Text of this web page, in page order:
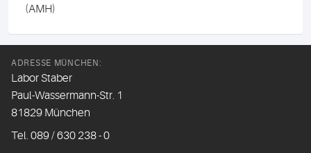
(AMH)
ADRESSE MÜNCHEN:
Labor Staber
Paul-Wassermann-Str. 1
81829 München
Tel. 089 / 630 238 - 0